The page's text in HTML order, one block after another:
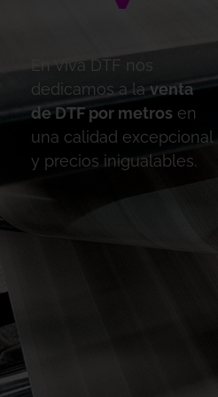
En Viva DTF nos
dedicamos a la venta
de DTF por metros en
una calidad excepcional
y precios inigualables.